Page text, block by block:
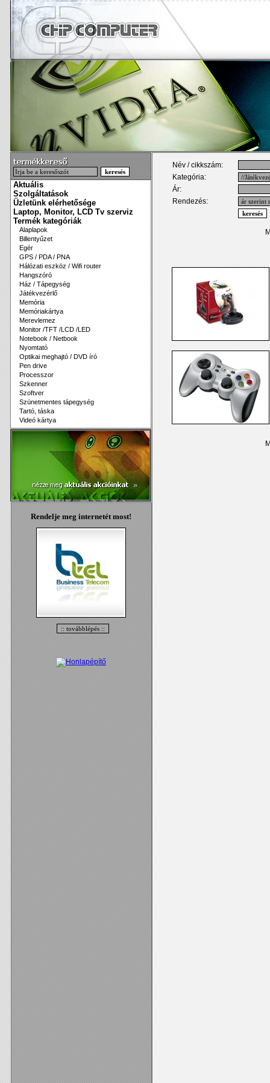
Aktuális
Szolgáltatások
Üzletünk elérhetősége
Laptop, Monitor, LCD Tv szerviz
Termék kategóriák
Alaplapok
Billentyűzet
Egér
GPS / PDA / PNA
Hálózati eszköz / Wifi router
Hangszóró
Ház / Tápegység
Játékvezérlő
Memória
Memóriakártya
Merevlemez
Monitor /TFT /LCD /LED
Notebook / Netbook
Nyomtató
Optikai meghajtó / DVD író
Pen drive
Processzor
Szkenner
Szoftver
Szünetmentes tápegység
Tartó, táska
Videó kártya
Rendelje meg internetét most!
Név / cikkszám:
Kategória:
Ár:
Rendezés: